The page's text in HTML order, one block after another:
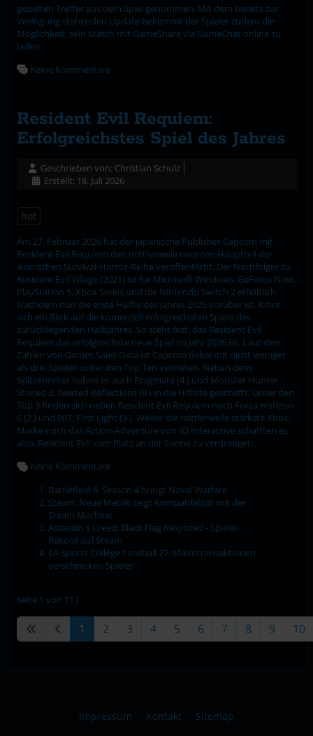
gezielten Treffer aus dem Spiel genommen. Mit dem bereits zur
Verfügung stehenden Update bekommt der Spieler zudem die
Möglichkeit, sein Match mit GameShare via GameChat online zu
teilen.
Keine Kommentare
Resident Evil Requiem:
Erfolgreichstes Spiel des Jahres
Geschrieben von: Christian Schulz
Erstellt: 18. Juli 2026
hot
Am 27. Februar 2026 hat der japanische Publisher Capcom mit
Resident Evil Requiem den mittlerweile neunten Hauptteil der
ikonischen Survival-Horror-Reihe veröffentlicht. Der Nachfolger zu
Resident Evil Village (2021) ist für Microsoft Windows, GeForce Now,
PlayStation 5, Xbox Series und die Nintendo Switch 2 erhältlich.
Nachdem nun die erste Hälfte des Jahres 2026 vorüber ist, lohnt
sich ein Blick auf die komerziell erfolgreichsten Spiele des
zurückliegenden Halbjahres. So steht fest, das Resident Evil
Requiem das erfolgreichste neue Spiel im Jahr 2026 ist. Laut den
Zahlen von Games Sales Data ist Capcom dabei mit nicht weniger
als drei Spielen unter den Top Ten vertreten. Neben dem
Spitzenreiter haben es auch Pragmata (4.) und Monster Hunter
Stories 3: Twisted Reflections (9.) in die Hitliste geschafft. Unter den
Top 3 finden sich neben Resident Evil Requiem noch Forza Horizon
6 (2.) und 007: First Light (3.). Weder die mittlerweile stärkste Xbox-
Marke noch das Action-Adventure von IO Interactive schafften es
also, Resident Evil vom Platz an der Sonne zu verdrängen.
Keine Kommentare
Battlefield 6: Season 4 bringt Naval Warfare
Steam: Neue Metrik zeigt Kompatibilität mit der
Steam Machine
Assassin´s Creed: Black Flag Resynced - Spieler-
Rekord auf Steam
EA Sports College Football 27: Mikrotransaktionen
verschrecken Spieler
Seite 1 von 117
1 2 3 4 5 6 7 8 9 10
Impressum Kontakt Sitemap